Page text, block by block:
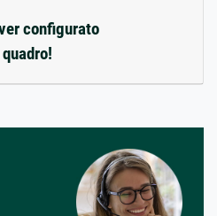
configurato